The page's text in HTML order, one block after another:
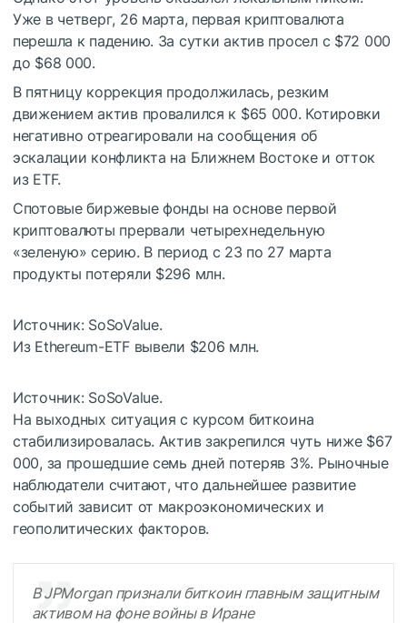
Уже в четверг, 26 марта, первая криптовалюта
перешла к падению. За сутки актив просел с $72 000
до $68 000.
В пятницу коррекция продолжилась, резким
движением актив провалился к $65 000. Котировки
негативно отреагировали на сообщения об
эскалации конфликта на Ближнем Востоке и отток
из ETF.
Спотовые биржевые фонды на основе первой
криптовалюты прервали четырехнедельную
«зеленую» серию. В период с 23 по 27 марта
продукты потеряли $296 млн.
Источник: SoSoValue.
Из Ethereum-ETF вывели $206 млн.
Источник: SoSoValue.
На выходных ситуация с курсом биткоина
стабилизировалась. Актив закрепился чуть ниже $67
000, за прошедшие семь дней потеряв 3%. Рыночные
наблюдатели считают, что дальнейшее развитие
событий зависит от макроэкономических и
геополитических факторов.
В JPMorgan признали биткоин главным защитным
активом на фоне войны в Иране